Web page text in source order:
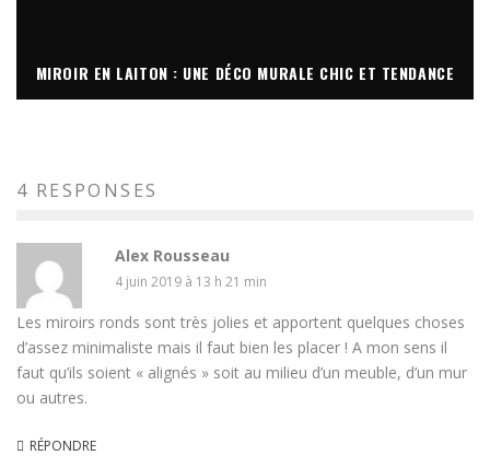
MIROIR EN LAITON : UNE DÉCO MURALE CHIC ET TENDANCE
4 RESPONSES
Alex Rousseau
4 juin 2019 à 13 h 21 min
Les miroirs ronds sont très jolies et apportent quelques choses
d’assez minimaliste mais il faut bien les placer ! A mon sens il
faut qu’ils soient « alignés » soit au milieu d’un meuble, d’un mur
ou autres.
RÉPONDRE